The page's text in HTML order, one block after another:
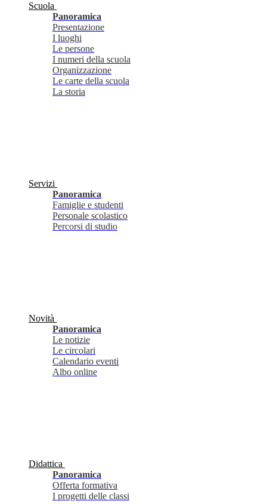
Scuola
Panoramica
Presentazione
I luoghi
Le persone
I numeri della scuola
Organizzazione
Le carte della scuola
La storia
Servizi
Panoramica
Famiglie e studenti
Personale scolastico
Percorsi di studio
Novità
Panoramica
Le notizie
Le circolari
Calendario eventi
Albo online
Didattica
Panoramica
Offerta formativa
I progetti delle classi